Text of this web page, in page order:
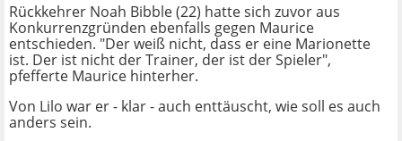
Rückkehrer Noah Bibble (22) hatte sich zuvor aus
Konkurrenzgründen ebenfalls gegen Maurice
entschieden. "Der weiß nicht, dass er eine Marionette
ist. Der ist nicht der Trainer, der ist der Spieler",
pfefferte Maurice hinterher.
Von Lilo war er - klar - auch enttäuscht, wie soll es auch
anders sein.